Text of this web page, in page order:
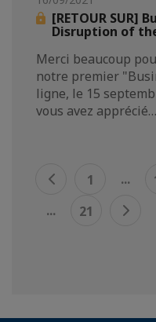
[RETOUR SUR]
Disruption of
Merci beaucoup
notre premier
ligne, le 15
vous avez apprécié…
1 ...
...
21